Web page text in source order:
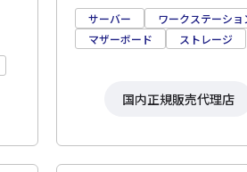
サーバー
ワークステーショ
マザーボード
ストレージ
国内正規販売代理店